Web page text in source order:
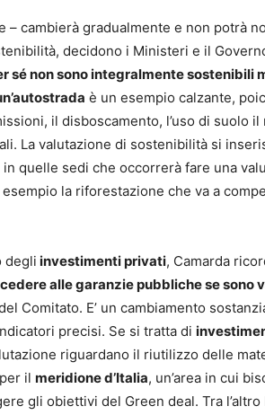
cambierà gradualmente e non potrà
decidono i Ministeri e il
non sono integralmente sostenibili
è un esempio calzante,
il disboscamento, l’uso di suolo
La valutazione di sostenibilità si
quelle sedi che occorrerà fare una
la riforestazione che va a
degli investimenti privati, Camarda
alle garanzie pubbliche se sono
Comitato. E’ un cambiamento
precisi. Se si tratta di
riguardano il riutilizzo delle
il meridione d’Italia, un’area in cui
gli obiettivi del Green deal. Tra